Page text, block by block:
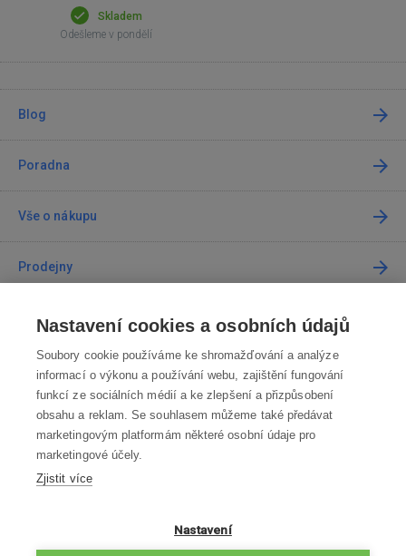
Skladem
Odešleme v pondělí
Blog
Poradna
Vše o nákupu
Prodejny
Kontakt
Kontaktujte nás
info@robotworld.cz
220 770 770 Po-Pá 8:00—16:00
VŠECHNY KONTAKTY
Nastavení cookies a osobních údajů
Soubory cookie používáme ke shromažďování a analýze
informací o výkonu a používání webu, zajištění fungování
funkcí ze sociálních médií a ke zlepšení a přizpůsobení
obsahu a reklam. Se souhlasem můžeme také předávat
marketingovým platformám některé osobní údaje pro
marketingové účely.
Zjistit více
Nastavení